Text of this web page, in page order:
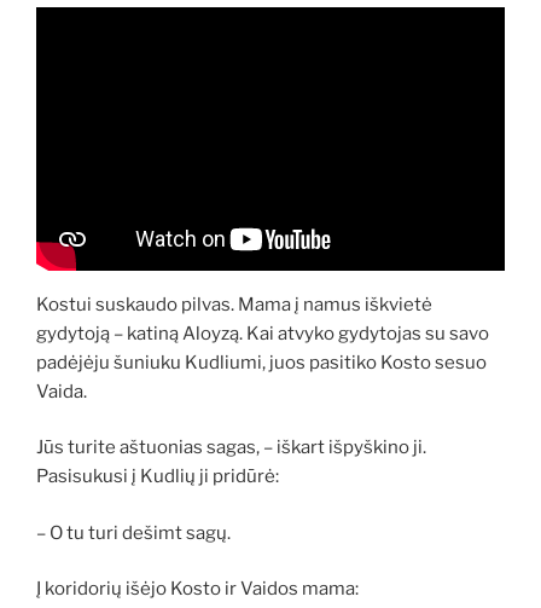
Kostui suskaudo pilvas. Mama į namus iškvietė
gydytoją – katiną Aloyzą. Kai atvyko gydytojas su savo
padėjėju šuniuku Kudliumi, juos pasitiko Kosto sesuo
Vaida.
Jūs turite aštuonias sagas, – iškart išpyškino ji.
Pasisukusi į Kudlių ji pridūrė:
– O tu turi dešimt sagų.
Į koridorių išėjo Kosto ir Vaidos mama: